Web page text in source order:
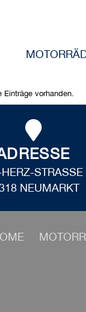
Einträge vorhanden.
STRASSE
NEUMARKT